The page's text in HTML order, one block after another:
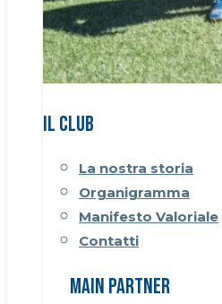
Il CLUB
La nostra storia
Organigramma
Manifesto Valoriale
Contatti
Main Partner